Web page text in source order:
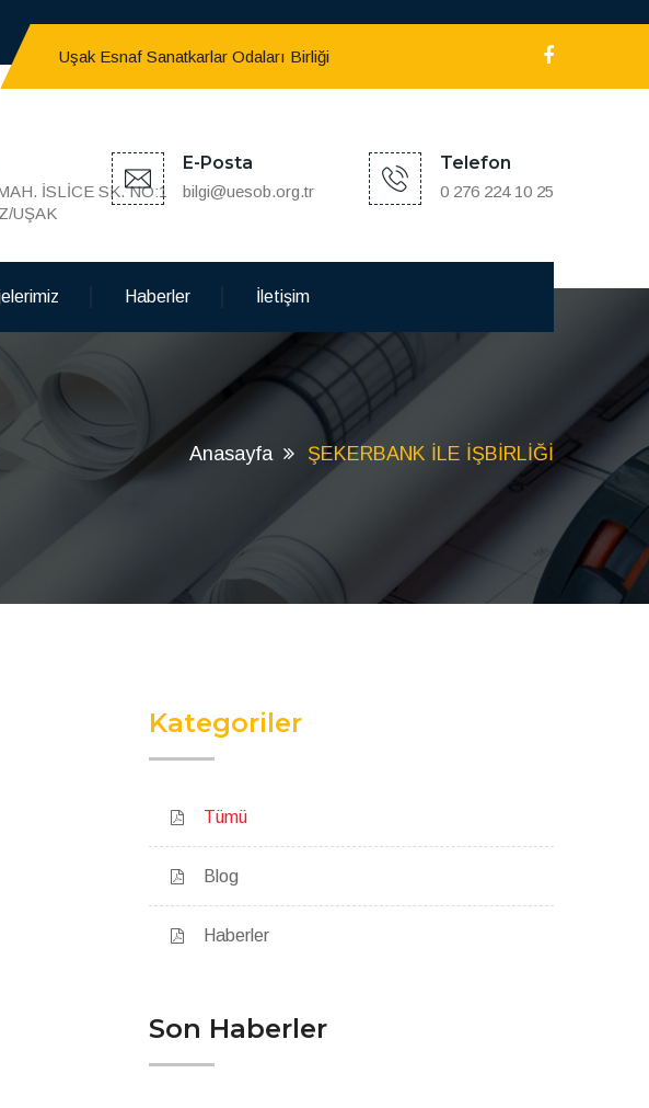
Uşak Esnaf Sanatkarlar Odaları Birliği
İSLİCE SK. NO:1
UŞAK
E-Posta
bilgi@uesob.org.tr
Telefon
0 276 224 10 25
Haberler İletişim
Anasayfa ŞEKERBANK İLE İŞBİRLİĞİ
Kategoriler
Tümü
Blog
Haberler
Son Haberler